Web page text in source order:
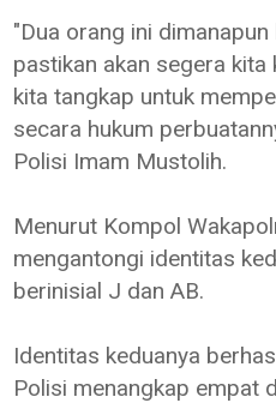
"Dua orang ini
pastikan akan segera
kita tangkap untuk
secara hukum
Polisi Imam Mustolih.
Menurut Kompol
mengantongi identitas
berinisial J dan AB.
Identitas keduanya
Polisi menangkap empat